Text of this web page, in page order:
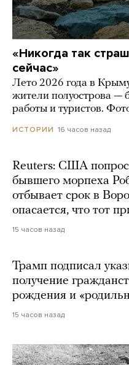
«Никогда так
сейчас»
Лето 2026 года в
жители полуострова —
работы и туристов.
ИСТОРИИ 16 часов назад
Reuters: США
бывшего морпеха
отбывает срок в
опасается, что тот
15 часов назад
Трамп подписал
получение
рождения и
15 часов назад